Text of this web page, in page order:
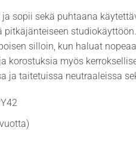
sopii sekä puhtaana
silloin, kun haluat
korostuksia myös
ja taitetuissa neutraaleissa